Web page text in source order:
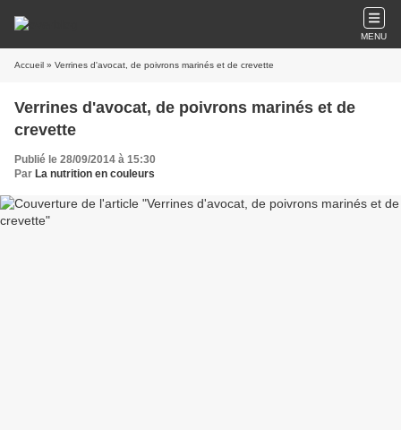
MENU
Accueil » Verrines d'avocat, de poivrons marinés et de crevette
Verrines d'avocat, de poivrons marinés et de
crevette
Publié le 28/09/2014 à 15:30
Par La nutrition en couleurs